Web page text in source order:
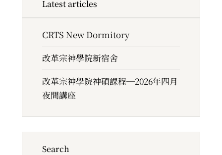
Latest articles
CRTS New Dormitory
改革宗神學院新宿舍
改革宗神學院神碩課程─2026年四月
夜間講座
Search